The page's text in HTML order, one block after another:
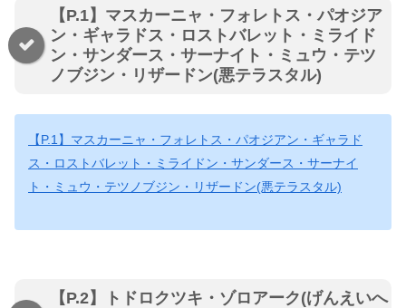
【P.1】マスカーニャ・フォレトス・パオジア
ン・ギャラドス・ロストバレット・ミライド
ン・サンダース・サーナイト・ミュウ・テツ
ノブジン・リザードン(悪テラスタル)
【P.1】マスカーニャ・フォレトス・パオジアン・ギャラド
ス・ロストバレット・ミライドン・サンダース・サーナイ
ト・ミュウ・テツノブジン・リザードン(悪テラスタル)
【P.2】トドロクツキ・ゾロアーク(げんえいへ